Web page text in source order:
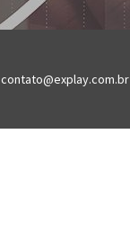
contato@explay.com.br